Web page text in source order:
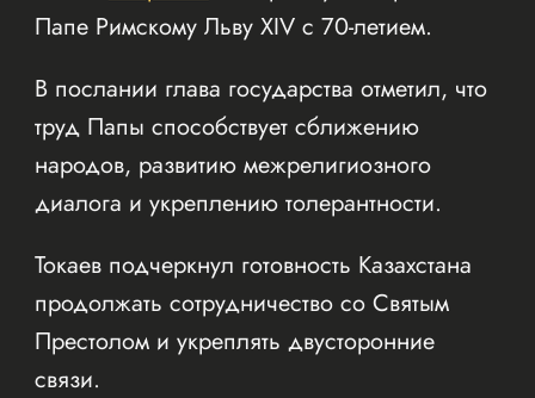
Папе Римскому Льву XIV с 70-летием.
В послании глава государства отметил, что
труд Папы способствует сближению
народов, развитию межрелигиозного
диалога и укреплению толерантности.
Токаев подчеркнул готовность Казахстана
продолжать сотрудничество со Святым
Престолом и укреплять двусторонние
связи.